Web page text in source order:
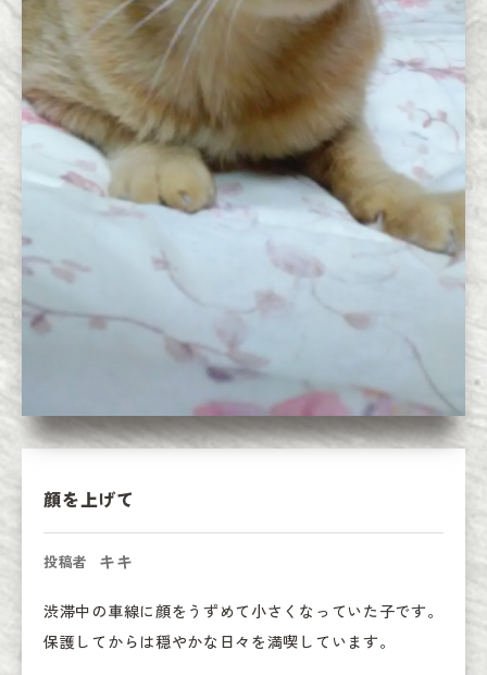
顔を上げて
投稿者 キキ
渋滞中の車線に顔をうずめて小さくなっていた子です。
保護してからは穏やかな日々を満喫しています。